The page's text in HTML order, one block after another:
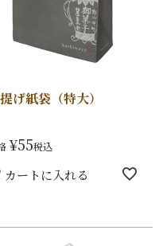
げ紙袋（特大）
¥55税込
カートに入れる